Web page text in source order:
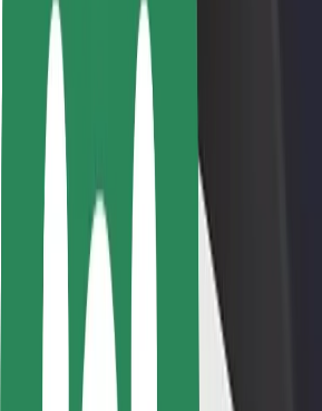
Bezpečnost cestujících
Bezpečnost řidičů
Bezpečnost na koloběžce
Laboratoř bezpečnosti
Města
Lokality
Řešení pro města
Letiště
Nabíjecí stanice Bolt
Podpora